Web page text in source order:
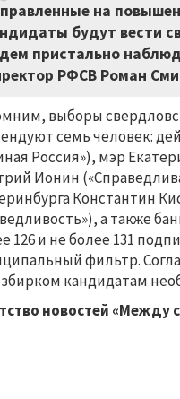
на
будут вести
пристально
РФСВ Роман
выборы
семь человек:
Россия»), мэр
Ионин
Константин
а также
126 и не более 131
фильтр.
кандидатам
новостей «Между